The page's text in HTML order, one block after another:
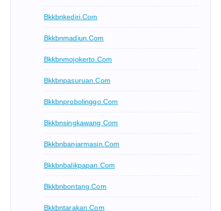
Bkkbnkediri.com
Bkkbnmadiun.com
Bkkbnmojokerto.com
Bkkbnpasuruan.com
Bkkbnprobolinggo.com
Bkkbnsingkawang.com
Bkkbnbanjarmasin.com
Bkkbnbalikpapan.com
Bkkbnbontang.com
Bkkbntarakan.com